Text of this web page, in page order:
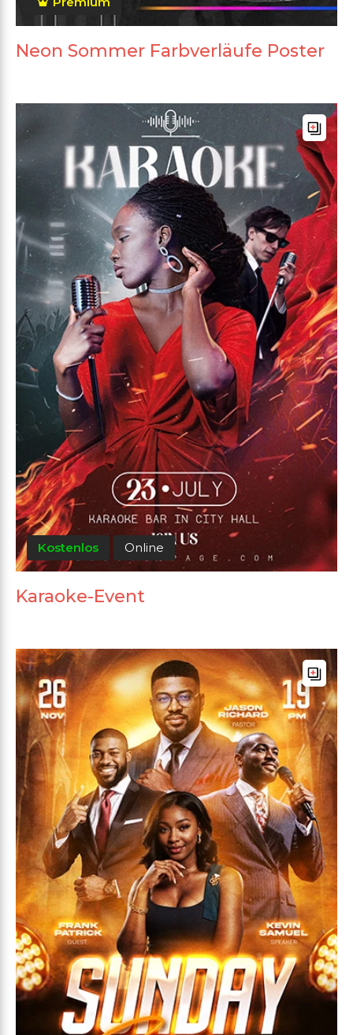
Neon Sommer Farbverläufe Poster
Kostenlos Online
Karaoke-Event